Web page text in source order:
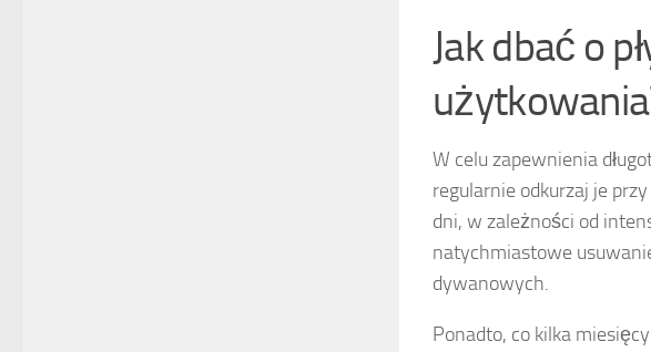
Jak dbać o
W celu zapewnienia
regularnie odkurzaj je
dni, w zależności od
natychmiastowe
dywanowych.
Ponadto, co kilka